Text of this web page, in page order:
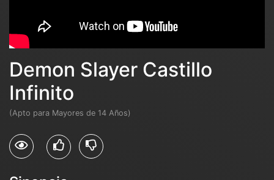
Demon Slayer Castillo
Infinito
(Apto para Mayores de 14 Años)